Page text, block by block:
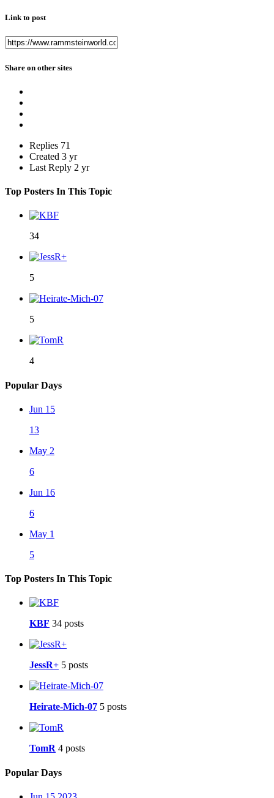
Link to post
Share on other sites
Replies 71
Created 3 yr
Last Reply 2 yr
Top Posters In This Topic
34
5
5
4
Popular Days
Jun 15
13
May 2
6
Jun 16
6
May 1
5
Top Posters In This Topic
KBF 34 posts
JessR+ 5 posts
Heirate-Mich-07 5 posts
TomR 4 posts
Popular Days